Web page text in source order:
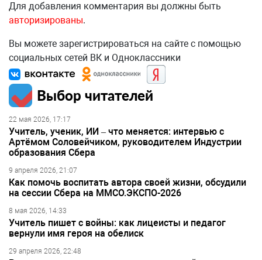
Для добавления комментария вы должны быть
авторизированы.
Вы можете зарегистрироваться на сайте с помощью
социальных сетей ВК и Одноклассники
Выбор читателей
22 мая 2026, 17:17
Учитель, ученик, ИИ – что меняется: интервью с
Артёмом Соловейчиком, руководителем Индустрии
образования Сбера
9 апреля 2026, 21:07
Как помочь воспитать автора своей жизни, обсудили
на сессии Сбера на ММСО.ЭКСПО-2026
8 мая 2026, 14:33
Учитель пишет с войны: как лицеисты и педагог
вернули имя героя на обелиск
29 апреля 2026, 22:48